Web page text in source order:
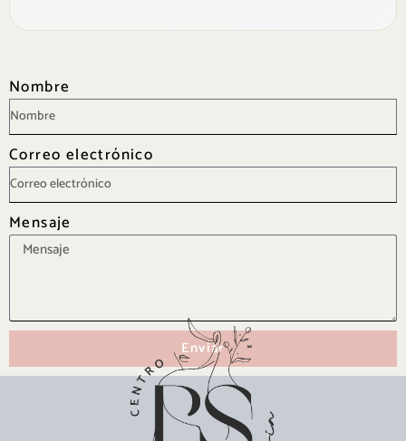
Nombre
Correo electrónico
Mensaje
Enviar